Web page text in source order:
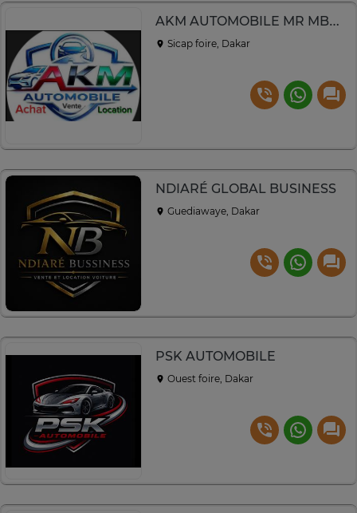
AKM AUTOMOBILE MR MBACKE
Sicap foire, Dakar
NDIARÉ GLOBAL BUSINESS
Guediawaye, Dakar
PSK AUTOMOBILE
Ouest foire, Dakar